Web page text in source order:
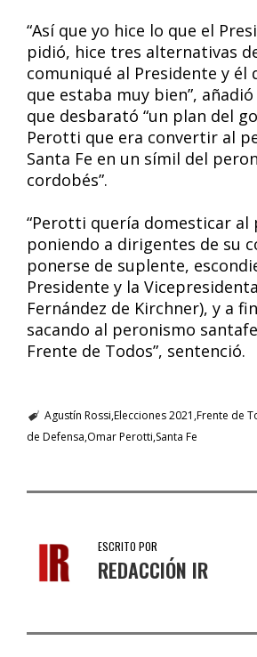
“Así que yo hice lo que el
pidió, hice tres alternativas
comuniqué al Presidente y él
que estaba muy bien”,
que desbarató “un plan del
Perotti que era convertir al
Santa Fe en un símil del
cordobés”.
“Perotti quería domesticar al
poniendo a dirigentes de su
ponerse de suplente,
Presidente y la
Fernández de Kirchner), y a
sacando al peronismo
Frente de Todos”, sentenció.
Agustín Rossi Elecciones 2021 Frente de
de Defensa Omar Perotti Santa Fe
ESCRITO POR
REDACCIÓN IR